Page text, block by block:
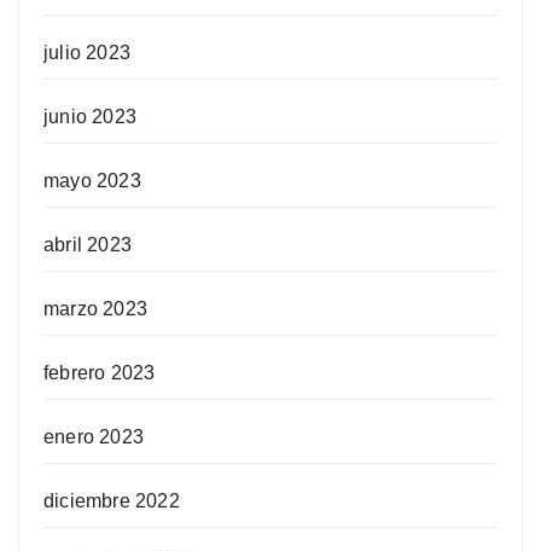
julio 2023
junio 2023
mayo 2023
abril 2023
marzo 2023
febrero 2023
enero 2023
diciembre 2022